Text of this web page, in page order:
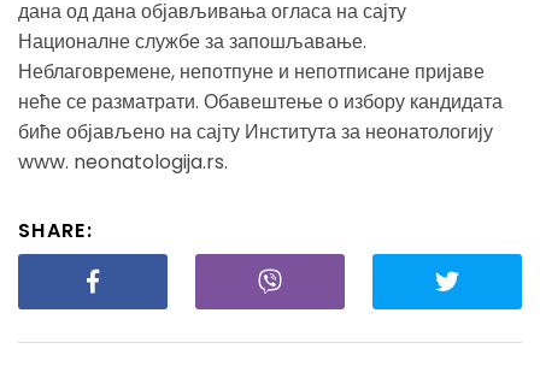
дана од дана објављивања огласа на сајту
Националне службе за запошљавање.
Неблаговремене, непотпуне и непотписане пријаве
неће се разматрати. Обавештење о избору кандидата
биће објављено на сајту Института за неонатологију
www. neonatologija.rs.
SHARE: